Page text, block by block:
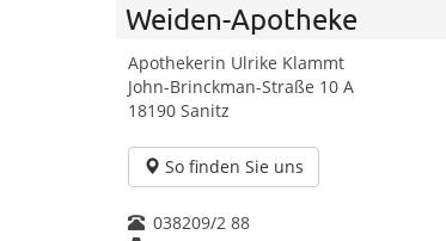
Weiden-Apotheke
Apothekerin Ulrike Klammt
John-Brinckman-Straße 10 A
18190 Sanitz
So finden Sie uns
038209/2 88